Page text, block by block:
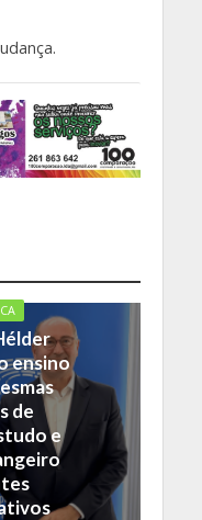
ensino
de
e